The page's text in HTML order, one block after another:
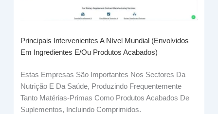
Principais Intervenientes A Nível Mundial (envolvidos
Em Ingredientes E/ou Produtos Acabados)
Estas Empresas São Importantes Nos Sectores Da
Nutrição E Da Saúde, Produzindo Frequentemente
Tanto Matérias-Primas Como Produtos Acabados De
Suplementos, Incluindo Comprimidos.